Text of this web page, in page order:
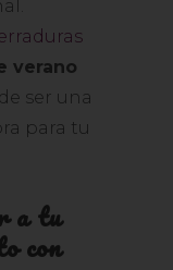
verano
ser una
para tu
a tu
con